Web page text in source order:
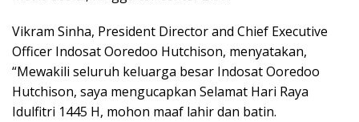
Vikram Sinha, President Director and Chief Executive
Officer Indosat Ooredoo Hutchison, menyatakan,
“Mewakili seluruh keluarga besar Indosat Ooredoo
Hutchison, saya mengucapkan Selamat Hari Raya
Idulfitri 1445 H, mohon maaf lahir dan batin.